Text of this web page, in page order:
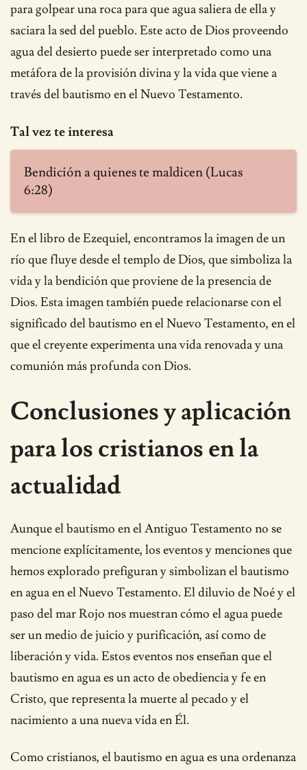
para golpear una roca para que agua saliera de ella y
saciara la sed del pueblo. Este acto de Dios proveendo
agua del desierto puede ser interpretado como una
metáfora de la provisión divina y la vida que viene a
través del bautismo en el Nuevo Testamento.
Tal vez te interesa
Bendición a quienes te maldicen (Lucas
6:28)
En el libro de Ezequiel, encontramos la imagen de un
río que fluye desde el templo de Dios, que simboliza la
vida y la bendición que proviene de la presencia de
Dios. Esta imagen también puede relacionarse con el
significado del bautismo en el Nuevo Testamento, en el
que el creyente experimenta una vida renovada y una
comunión más profunda con Dios.
Conclusiones y aplicación
para los cristianos en la
actualidad
Aunque el bautismo en el Antiguo Testamento no se
mencione explícitamente, los eventos y menciones que
hemos explorado prefiguran y simbolizan el bautismo
en agua en el Nuevo Testamento. El diluvio de Noé y el
paso del mar Rojo nos muestran cómo el agua puede
ser un medio de juicio y purificación, así como de
liberación y vida. Estos eventos nos enseñan que el
bautismo en agua es un acto de obediencia y fe en
Cristo, que representa la muerte al pecado y el
nacimiento a una nueva vida en Él.
Como cristianos, el bautismo en agua es una ordenanza